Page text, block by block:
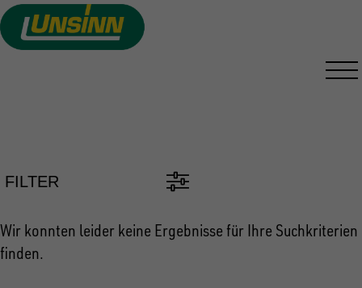
Direkt
zum
Inhalt
FILTER
Wir konnten leider keine Ergebnisse für Ihre Suchkriterien
finden.